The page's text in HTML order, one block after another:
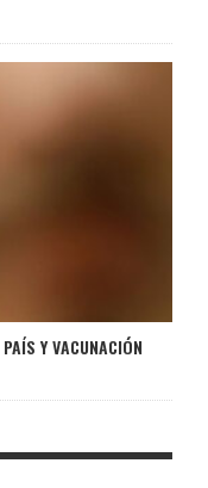
Y VACUNACIÓN